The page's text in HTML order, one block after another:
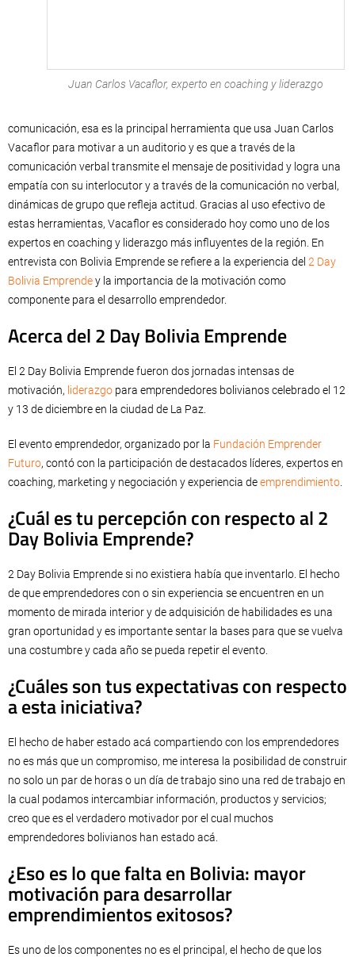
Juan Carlos Vacaflor, experto en coaching y liderazgo
comunicación, esa es la principal herramienta que usa Juan Carlos
Vacaflor para motivar a un auditorio y es que a través de la
comunicación verbal transmite el mensaje de positividad y logra una
empatía con su interlocutor y a través de la comunicación no verbal,
dinámicas de grupo que refleja actitud. Gracias al uso efectivo de
estas herramientas, Vacaflor es considerado hoy como uno de los
expertos en coaching y liderazgo más influyentes de la región. En
entrevista con Bolivia Emprende se refiere a la experiencia del 2 Day
Bolivia Emprendey la importancia de la motivación como
componente para el desarrollo emprendedor.
Acerca del 2 Day Bolivia Emprende
El 2 Day Bolivia Emprende fueron dos jornadas intensas de
motivación, liderazgo para emprendedores bolivianos celebrado el 12
y 13 de diciembre en la ciudad de La Paz.
El evento emprendedor, organizado por la Fundación Emprender
Futuro, contó con la participación de destacados líderes, expertos en
coaching, marketing y negociación y experiencia deemprendimiento
¿Cuál es tu percepción con respecto al 2
Day Bolivia Emprende?
2 Day Bolivia Emprende si no existiera había que inventarlo. El hecho
de que emprendedores con o sin experiencia se encuentren en un
momento de mirada interior y de adquisición de habilidades es una
gran oportunidad y es importante sentar la bases para que se vuelva
una costumbre y cada año se pueda repetir el evento.
¿Cuáles son tus expectativas con respecto
a esta iniciativa?
El hecho de haber estado acá compartiendo con los emprendedores
no es más que un compromiso, me interesa la posibilidad de construir
no solo un par de horas o un día de trabajo sino una red de trabajo en
la cual podamos intercambiar información, productos y servicios;
creo que es el verdadero motivador por el cual muchos
emprendedores bolivianos han estado acá.
¿Eso es lo que falta en Bolivia: mayor
motivación para desarrollar
emprendimientos exitosos?
Es uno de los componentes no es el principal, el hecho de que los